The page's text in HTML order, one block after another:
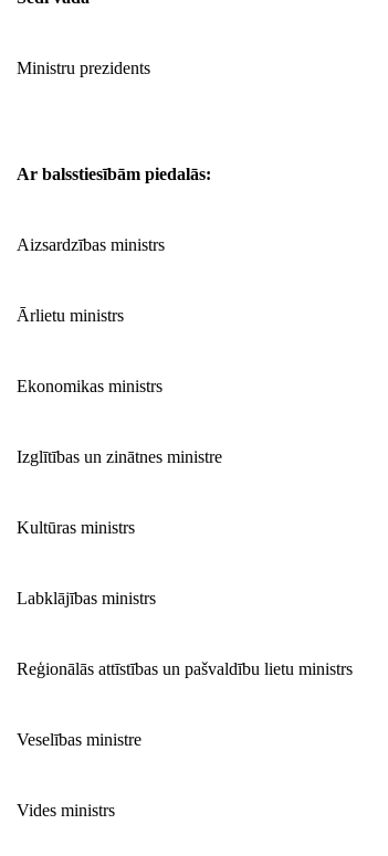
Ministru prezidents
Ar balsstiesībām piedalās:
Aizsardzības ministrs
Ārlietu ministrs
Ekonomikas ministrs
Izglītības un zinātnes ministre
Kultūras ministrs
Labklājības ministrs
Reģionālās attīstības un pašvaldību lietu ministrs
Veselības ministre
Vides ministrs